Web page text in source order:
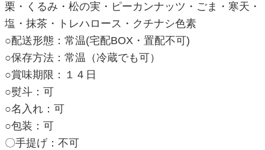
栗・くるみ・松の実・ピーカンナッツ・ごま・寒天・
塩・抹茶・トレハロース・クチナシ色素
○配送形態：常温(宅配BOX・置配不可)
○保存方法：常温（冷蔵でも可）
○賞味期限：１４日
○熨斗：可
○名入れ：可
○包装：可
〇手提げ：不可